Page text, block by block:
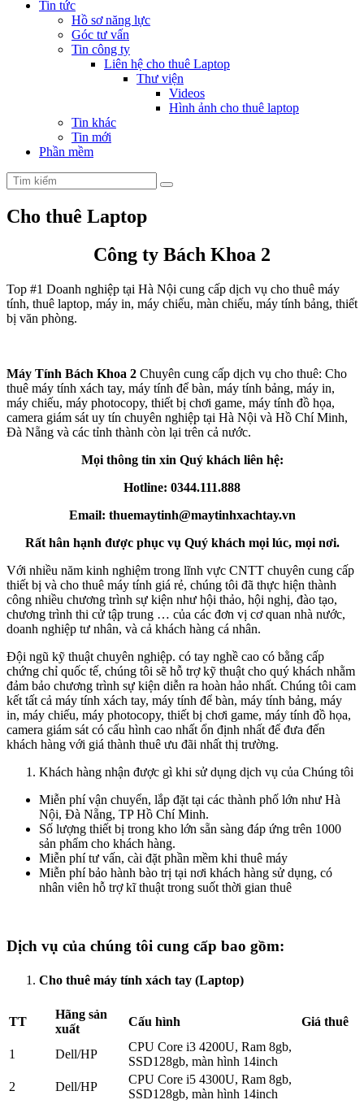
Tin tức
Hồ sơ năng lực
Góc tư vấn
Tin công ty
Liên hệ cho thuê Laptop
Thư viện
Videos
Hình ảnh cho thuê laptop
Tin khác
Tin mới
Phần mềm
Cho thuê Laptop
Công ty Bách Khoa 2
Top #1 Doanh nghiệp tại Hà Nội cung cấp dịch vụ cho thuê máy
tính, thuê laptop, máy in, máy chiếu, màn chiếu, máy tính bảng, thiết
bị văn phòng.
Máy Tính Bách Khoa 2 Chuyên cung cấp dịch vụ cho thuê: Cho
thuê máy tính xách tay, máy tính để bàn, máy tính bảng, máy in,
máy chiếu, máy photocopy, thiết bị chơi game, máy tính đồ họa,
camera giám sát uy tín chuyên nghiệp tại Hà Nội và Hồ Chí Minh,
Đà Nẵng và các tỉnh thành còn lại trên cả nước.
Mọi thông tin xin Quý khách liên hệ:
Hotline: 0344.111.888
Email: thuemaytinh@maytinhxachtay.vn
Rất hân hạnh được phục vụ Quý khách mọi lúc, mọi nơi.
Với nhiều năm kinh nghiệm trong lĩnh vực CNTT chuyên cung cấp
thiết bị và cho thuê máy tính giá rẻ, chúng tôi đã thực hiện thành
công nhiều chương trình sự kiện như hội thảo, hội nghị, đào tạo,
chương trình thi cử tập trung … của các đơn vị cơ quan nhà nước,
doanh nghiệp tư nhân, và cả khách hàng cá nhân.
Đội ngũ kỹ thuật chuyên nghiệp. có tay nghề cao có bằng cấp
chứng chỉ quốc tế, chúng tôi sẽ hỗ trợ kỹ thuật cho quý khách nhằm
đảm bảo chương trình sự kiện diễn ra hoàn hảo nhất. Chúng tôi cam
kết tất cả máy tính xách tay, máy tính để bàn, máy tính bảng, máy
in, máy chiếu, máy photocopy, thiết bị chơi game, máy tính đồ họa,
camera giám sát có cấu hình cao nhất ổn định nhất để đưa đến
khách hàng với giá thành thuê ưu đãi nhất thị trường.
Khách hàng nhận được gì khi sử dụng dịch vụ của Chúng tôi
Miễn phí vận chuyển, lắp đặt tại các thành phố lớn như Hà
Nội, Đà Nẵng, TP Hồ Chí Minh.
Số lượng thiết bị trong kho lớn sẵn sàng đáp ứng trên 1000
sản phẩm cho khách hàng.
Miễn phí tư vấn, cài đặt phần mềm khi thuê máy
Miễn phí bảo hành bào trị tại nơi khách hàng sử dụng, có
nhân viên hỗ trợ kĩ thuật trong suốt thời gian thuê
Dịch vụ của chúng tôi cung cấp bao gồm:
Cho thuê máy tính xách tay (Laptop)
TT
Hãng sản
xuất
Cấu hình Giá thuê
1 Dell/HP
CPU Core i3 4200U, Ram 8gb,
SSD128gb, màn hình 14inch
2 Dell/HP
CPU Core i5 4300U, Ram 8gb,
SSD128gb, màn hình 14inch